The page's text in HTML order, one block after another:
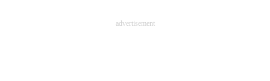
advertisement